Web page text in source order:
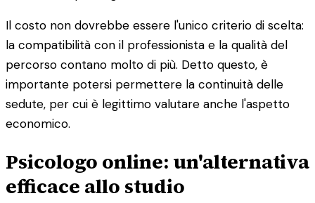
Il costo non dovrebbe essere l'unico criterio di scelta:
la compatibilità con il professionista e la qualità del
percorso contano molto di più. Detto questo, è
importante potersi permettere la continuità delle
sedute, per cui è legittimo valutare anche l'aspetto
economico.
Psicologo online: un'alternativa
efficace allo studio